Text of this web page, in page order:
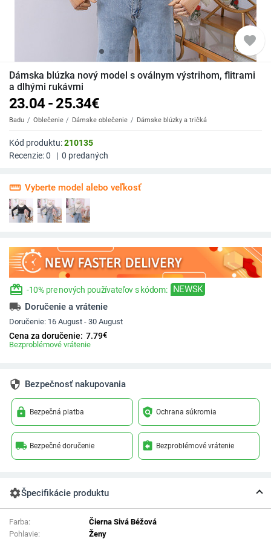
favorite
Dámska blúzka nový model s oválnym výstrihom, flitrami
a dlhými rukávmi
23.04 - 25.34€
Badu Oblečenie Dámske oblečenie Dámske blúzky a tričká
Kód produktu:210135
Recenzie:0 | 0 predaných
straighten Vyberte model alebo veľkosť
redeem -10% pre nových používateľov s kódom: NEWSK
local_shipping Doručenie a vrátenie
Doručenie: 16 August - 30 August
Cena za doručenie: 7.79€
Bezproblémové vrátenie
security Bezpečnosť nakupovania
lock Bezpečná platba policy Ochrana súkromia
local_shipping Bezpečné doručenie assignment_return Bezproblémové vrátenie
settingsŠpecifikácie produktu
Farba:
Čierna Sivá Béžová
Pohlavie:
Ženy